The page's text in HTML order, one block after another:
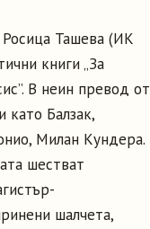
Ташева (ИК
книги „За
В неин превод от
като Балзак,
Милан Кундера.
шестват
шалчета,